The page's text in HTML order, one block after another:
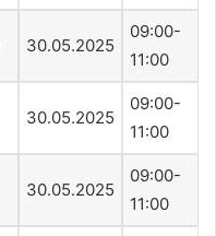
30.05.2025
09:00-
11:00
30.05.2025
09:00-
11:00
30.05.2025
09:00-
11:00